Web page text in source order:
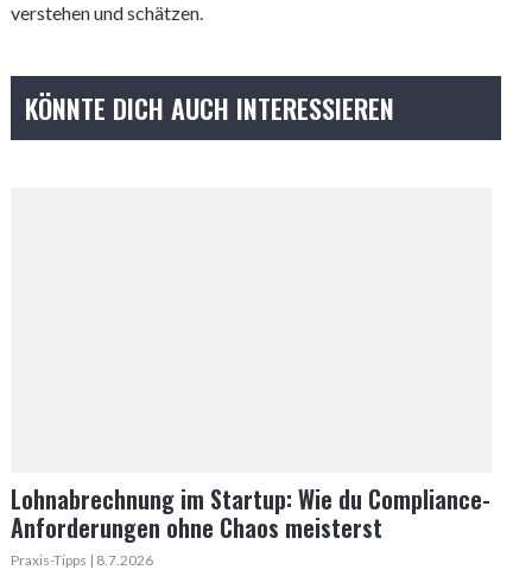
verstehen und schätzen.
KÖNNTE DICH AUCH INTERESSIEREN
Lohnabrechnung im Startup: Wie du Compliance-
Anforderungen ohne Chaos meisterst
Praxis-Tipps | 8.7.2026